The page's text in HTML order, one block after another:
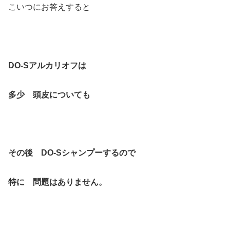
こいつにお答えすると
DO-Sアルカリオフは
多少 頭皮についても
その後 DO-Sシャンプーするので
特に 問題はありません。